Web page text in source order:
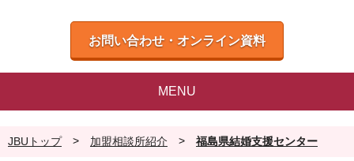
お問い合わせ・オンライン資料
MENU
JBUトップ > 加盟相談所紹介 > 福島県結婚支援センター